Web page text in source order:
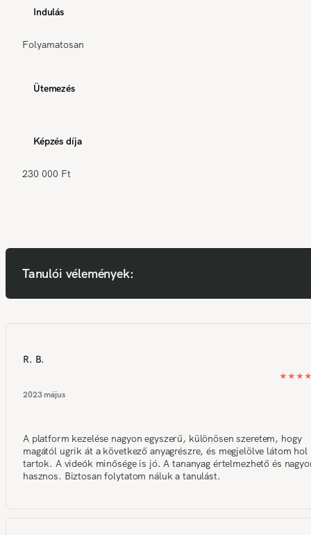
Indulás
Folyamatosan
Ütemezés
Képzés díja
230 000 Ft
Tanulói vélemények:
R. B.
2023 május
A platform kezelése nagyon egyszerű, különösen szeretem, hogy
magától ugrik át a következő anyagrészre, és megjelölve látom hol
tartok. A videók minősége is jó. A tananyag értelmezhető és
hasznos. Biztosan folytatom náluk a tanulást.